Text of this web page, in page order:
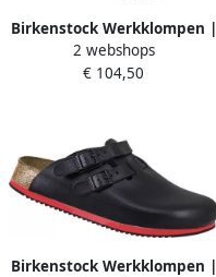
Birkenstock Werkklompen |
zwart | bovenmateriaal:
leder | EN ISO 20345 SRA | 1
2 webshops
€ 104,50
Birkenstock Werkklompen |